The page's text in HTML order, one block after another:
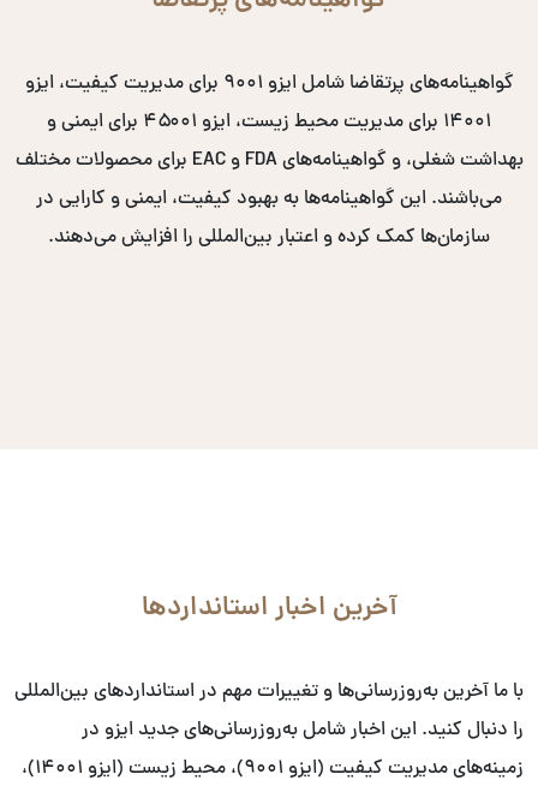
گواهینامه‌های پرتقاضا شامل ایزو ۹۰۰۱ برای مدیریت کیفیت، ایزو
۱۴۰۰۱ برای مدیریت محیط زیست، ایزو ۴۵۰۰۱ برای ایمنی و
بهداشت شغلی، و گواهینامه‌های FDA و EAC برای محصولات مختلف
می‌باشند. این گواهینامه‌ها به بهبود کیفیت، ایمنی و کارایی در
سازمان‌ها کمک کرده و اعتبار بین‌المللی را افزایش می‌دهند.
آخرین اخبار استانداردها
با ما آخرین به‌روزرسانی‌ها و تغییرات مهم در استانداردهای بین‌المللی
را دنبال کنید. این اخبار شامل به‌روزرسانی‌های جدید ایزو در
زمینه‌های مدیریت کیفیت (ایزو ۹۰۰۱)، محیط زیست (ایزو ۱۴۰۰۱)،